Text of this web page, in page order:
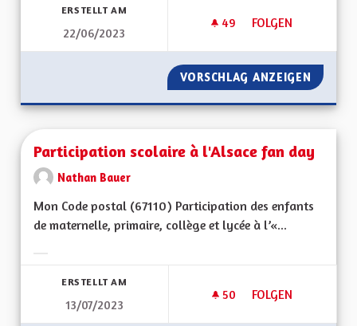
ERSTELLT AM
22/06/2023
49 49 FOLLOWER
FOLGEN
PARTICULARITÉS
VORSCHLAG ANZEIGEN
Participation scolaire à l'Alsace fan day
Nathan Bauer
Mon Code postal (67110) Participation des enfants
de maternelle, primaire, collège et lycée à l’«...
ERSTELLT AM
13/07/2023
50 50 FOLLOWER
FOLGEN
PARTICIPATION